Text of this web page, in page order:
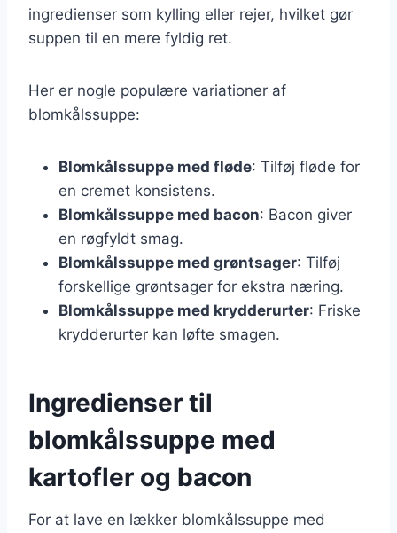
ingredienser som kylling eller rejer, hvilket gør
suppen til en mere fyldig ret.
Her er nogle populære variationer af
blomkålssuppe:
Blomkålssuppe med fløde: Tilføj fløde for
en cremet konsistens.
Blomkålssuppe med bacon: Bacon giver
en røgfyldt smag.
Blomkålssuppe med grøntsager: Tilføj
forskellige grøntsager for ekstra næring.
Blomkålssuppe med krydderurter: Friske
krydderurter kan løfte smagen.
Ingredienser til
blomkålssuppe med
kartofler og bacon
For at lave en lækker blomkålssuppe med